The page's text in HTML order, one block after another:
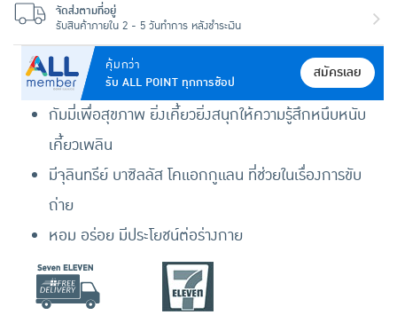
คุ้มกว่า
รับ ALL POINT ทุกการช้อป
สมัครเลย
กัมมี่เพื่อสุขภาพ ยิ่งเคี้ยวยิ่งสนุกให้ความรู้สึกหนึบหนับ
เคี้ยวเพลิน
มีจุลินทรีย์ บาซิลลัส โคแอกกูแลน ที่ช่วยในเรื่องการขับ
ถ่าย
หอม อร่อย มีประโยชน์ต่อร่างกาย
จัดส่งตามที่อยู่
รับสินค้าภายใน 2 - 5 วันทำการ หลังชำระเงิน